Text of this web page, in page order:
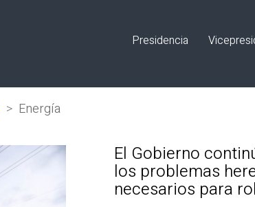
Presidencia
> Energía
El Gobierno
los problemas
necesarios para